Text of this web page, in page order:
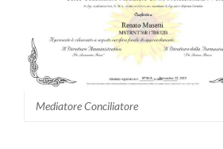
Mediatore Conciliatore